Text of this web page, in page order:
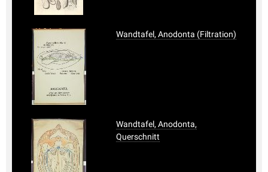
Wandtafel, Anodonta (Filtration)
Wandtafel, Anodonta,
Querschnitt